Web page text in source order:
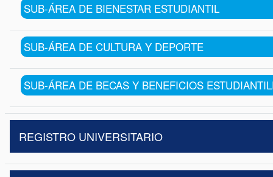
SUB-ÁREA DE BIENESTAR ESTUDIANTIL
SUB-ÁREA DE CULTURA Y DEPORTE
SUB-ÁREA DE BECAS Y BENEFICIOS
REGISTRO UNIVERSITARIO